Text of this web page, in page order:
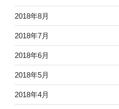
2018年8月
2018年7月
2018年6月
2018年5月
2018年4月